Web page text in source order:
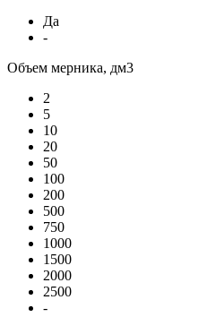
Да
-
Объем мерника, дм3
2
5
10
20
50
100
200
500
750
1000
1500
2000
2500
-